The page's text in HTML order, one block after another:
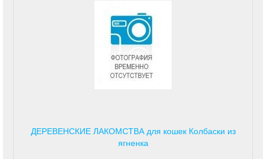
ДЕРЕВЕНСКИЕ ЛАКОМСТВА для кошек Колбаски из
ягненка